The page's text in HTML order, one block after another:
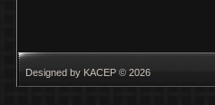
Designed by KACEP © 2026